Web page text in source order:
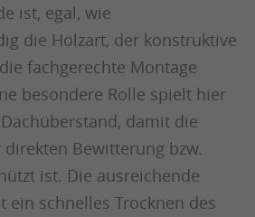
ist, egal, wie
die Holzart, der konstruktive
fachgerechte Montage
besondere Rolle spielt hier
damit die
direkten Bewitterung bzw.
ist. Die ausreichende
ein schnelles Trocknen des